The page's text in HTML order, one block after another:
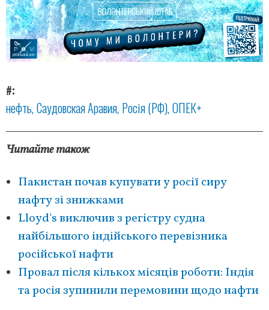
#
нефть Саудовская Аравия Росія (РФ) ОПЕК+
Читайте також
Пакистан почав купувати у росії сиру
нафту зі знижками
Lloyd's виключив з регістру судна
найбільшого індійського перевізника
російської нафти
Провал після кількох місяців роботи: Індія
та росія зупинили перемовини щодо нафти